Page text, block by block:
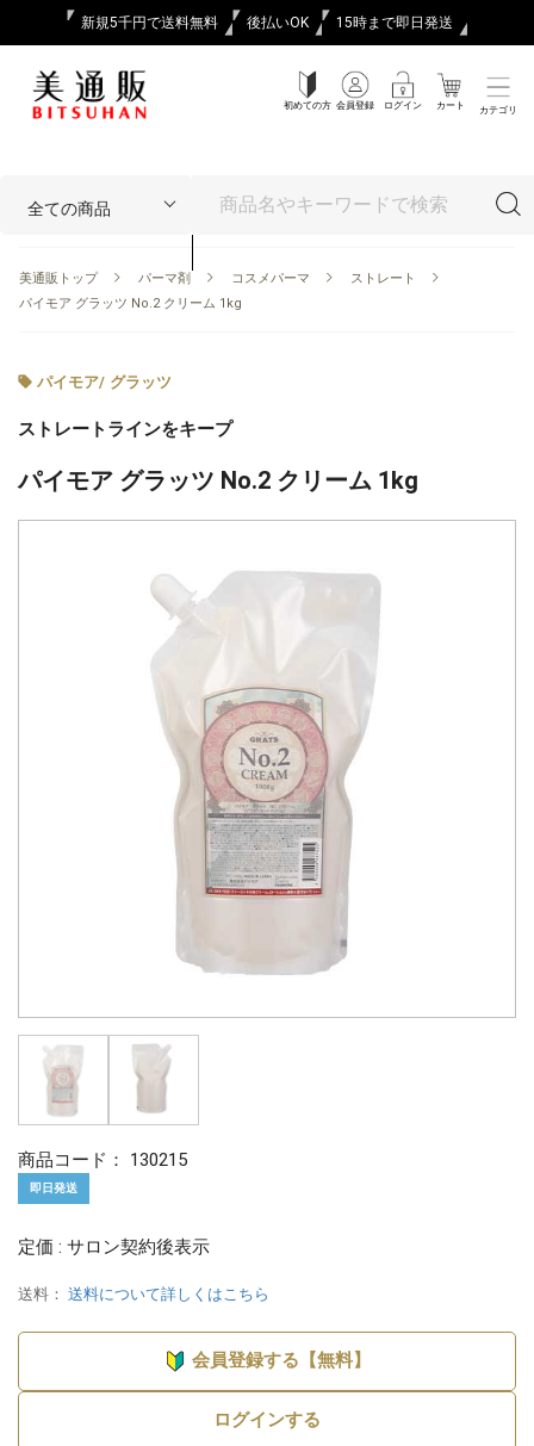
新規5千円で送料無料 後払いOK 15時まで即日発送
初めての方 会員登録 ログイン カート カテゴリ
美通販トップ パーマ剤 コスメパーマ
ストレート
パイモア グラッツ No.2 クリーム 1kg
パイモア/ グラッツ
ストレートラインをキープ
パイモア グラッツ No.2 クリーム 1kg
商品コード： 130215
即日発送
定価 : サロン契約後表示
送料： 送料について詳しくはこちら
会員登録する【無料】
ログインする